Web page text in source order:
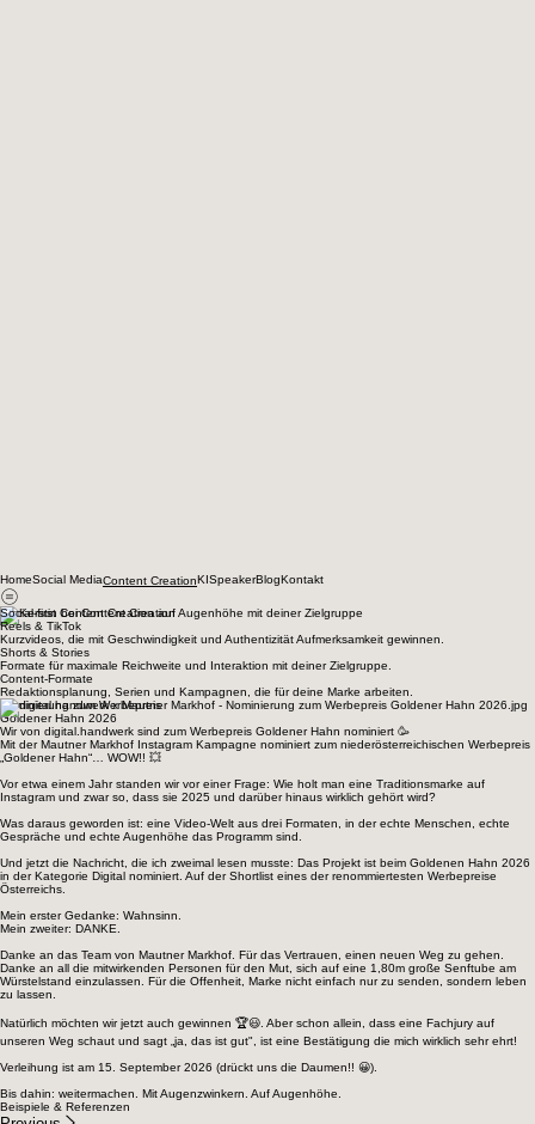
HomeSocial MediaContent CreationKISpeakerBlogKontakt
Social-first Content Creation auf Augenhöhe mit deiner Zielgruppe
Reels & TikTok
Kurzvideos, die mit Geschwindigkeit und Authentizität Aufmerksamkeit gewinnen.
Shorts & Stories
Formate für maximale Reichweite und Interaktion mit deiner Zielgruppe.
Content-Formate
Redaktionsplanung, Serien und Kampagnen, die für deine Marke arbeiten.
Nominierung zum Werbepreis
Goldener Hahn 2026
Mit der Mautner Markhof Instagram Kampagne nominiert zum niederösterreichischen Werbepreis
„Goldener Hahn“… WOW!! 💥
Vor etwa einem Jahr standen wir vor einer Frage: Wie holt man eine Traditionsmarke auf
Instagram und zwar so, dass sie 2025 und darüber hinaus wirklich gehört wird?
Was daraus geworden ist: eine Video-Welt aus drei Formaten, in der echte Menschen, echte
Gespräche und echte Augenhöhe das Programm sind.
in der Kategorie Digital nominiert. Auf der Shortlist eines der renommiertesten Werbepreise
Österreichs.
Mein erster Gedanke: Wahnsinn.
Mein zweiter: DANKE.
Danke an das Team von Mautner Markhof. Für das Vertrauen, einen neuen Weg zu gehen.
Würstelstand einzulassen. Für die Offenheit, Marke nicht einfach nur zu senden, sondern leben
Natürlich möchten wir jetzt auch gewinnen 🏆😃. Aber schon allein, dass eine Fachjury auf
Verleihung ist am 15. September 2026 (drückt uns die Daumen!! 😀).